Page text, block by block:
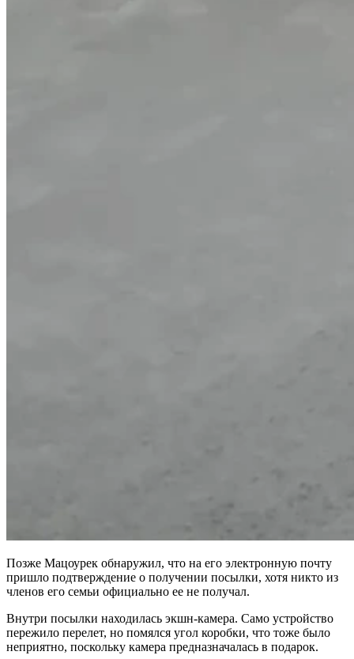
Позже Мацоурек обнаружил, что на его электронную почту
пришло подтверждение о получении посылки, хотя никто из
членов его семьи официально ее не получал.
Внутри посылки находилась экшн-камера. Само устройство
пережило перелет, но помялся угол коробки, что тоже было
неприятно, поскольку камера предназначалась в подарок.